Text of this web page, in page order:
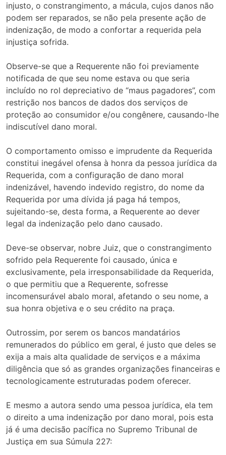
injusto, o constrangimento, a mácula, cujos danos não
podem ser reparados, se não pela presente ação de
indenização, de modo a confortar a requerida pela
injustiça sofrida.
Observe-se que a Requerente não foi previamente
notificada de que seu nome estava ou que seria
incluído no rol depreciativo de “maus pagadores”, com
restrição nos bancos de dados dos serviços de
proteção ao consumidor e/ou congênere, causando-lhe
indiscutível dano moral.
O comportamento omisso e imprudente da Requerida
constitui inegável ofensa à honra da pessoa jurídica da
Requerida, com a configuração de dano moral
indenizável, havendo indevido registro, do nome da
Requerida por uma dívida já paga há tempos,
sujeitando-se, desta forma, a Requerente ao dever
legal da indenização pelo dano causado.
Deve-se observar, nobre Juiz, que o constrangimento
sofrido pela Requerente foi causado, única e
exclusivamente, pela irresponsabilidade da Requerida,
o que permitiu que a Requerente, sofresse
incomensurável abalo moral, afetando o seu nome, a
sua honra objetiva e o seu crédito na praça.
Outrossim, por serem os bancos mandatários
remunerados do público em geral, é justo que deles se
exija a mais alta qualidade de serviços e a máxima
diligência que só as grandes organizações financeiras e
tecnologicamente estruturadas podem oferecer.
E mesmo a autora sendo uma pessoa jurídica, ela tem
o direito a uma indenização por dano moral, pois esta
já é uma decisão pacífica no Supremo Tribunal de
Justiça em sua Súmula 227: